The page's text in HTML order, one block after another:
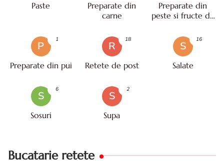
Paste
Preparate din
carne
Preparate din
peste si fructe de
P
Preparate din pui
1
R
Retete de post
18
S
Salate
16
S
Sosuri
6
S
Supa
2
Bucatarie retete